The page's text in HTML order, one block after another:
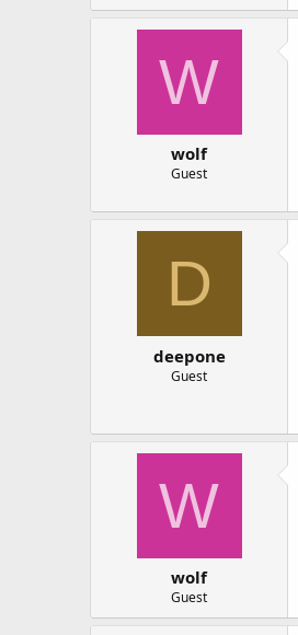
W
wolf
Guest
D
deepone
Guest
W
wolf
Guest